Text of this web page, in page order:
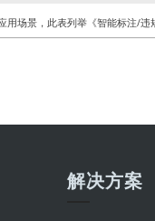
场景，此表列举《智能标注/
解决方案